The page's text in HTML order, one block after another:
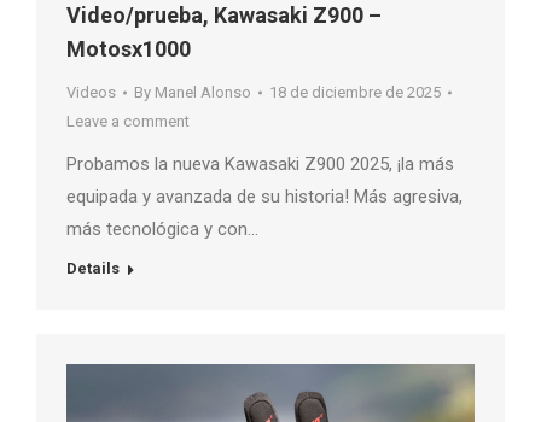
Video/prueba, Kawasaki Z900 –
Motosx1000
Videos By Manel Alonso
18 de diciembre de 2025
Leave a comment
Probamos la nueva Kawasaki Z900 2025, ¡la más
equipada y avanzada de su historia! Más agresiva,
más tecnológica y con…
Details